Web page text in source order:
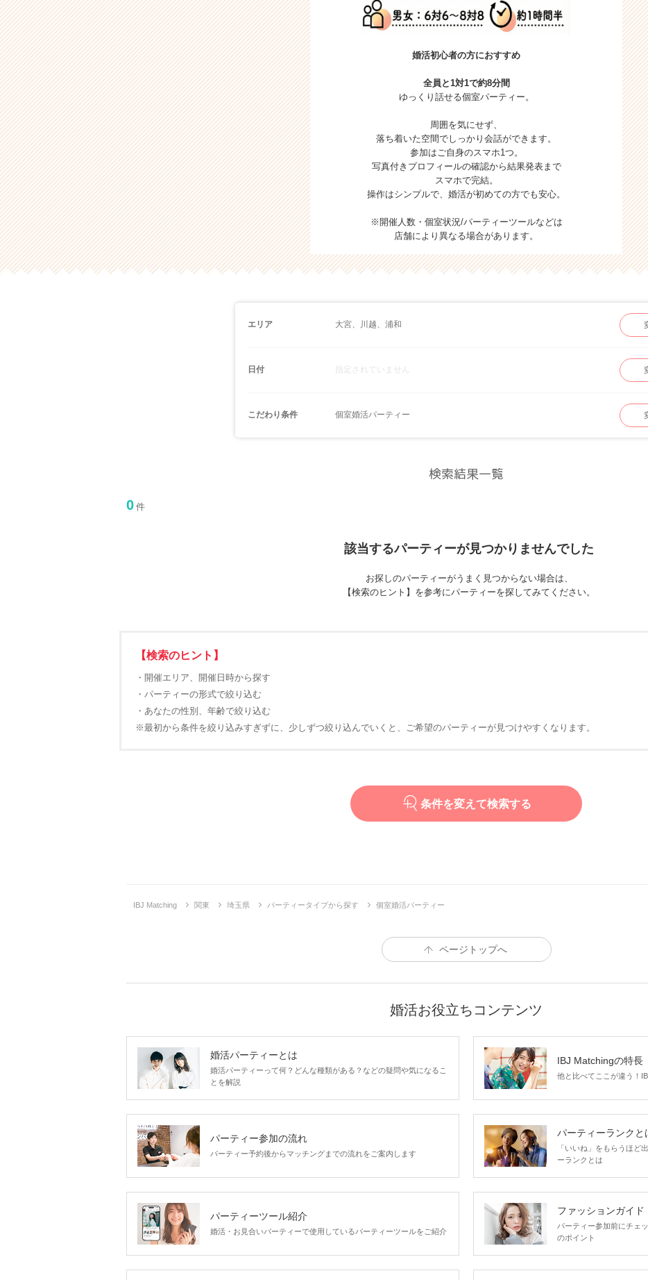
婚活初心者の方におすすめ
全員と1対1で約8分間
ゆっくり話せる個室パーティー。
周囲を気にせず、
落ち着いた空間でしっかり会話ができます。
参加はご自身のスマホ1つ。
写真付きプロフィールの確認から結果発表まで
スマホで完結。
操作はシンプルで、婚活が初めての方でも安心。
※開催人数・個室状況/パーティーツールなどは
店舗により異なる場合があります。
エリア 大宮、川越、浦和
日付 指定されていません
こだわり条件 個室婚活パーティー
検索結果一覧
0 件
該当するパーティーが見つかりませんでした
お探しのパーティーがうまく見つからない場合は、
【検索のヒント】を参考にパーティーを探してみてください。
【検索のヒント】
・開催エリア、開催日時から探す
・パーティーの形式で絞り込む
・あなたの性別、年齢で絞り込む
※最初から条件を絞り込みすぎずに、少しずつ絞り込んでいくと、ご希望のパーティーが見つけやすくなります。
条件を変えて検索する
IBJ Matching 関東 埼玉県 パーティータイプから探す 個室婚活パーティー
ページトップへ
婚活お役立ちコンテンツ
婚活パーティーとは
婚活パーティーって何？どんな種類がある？などの疑問や気になるこ
とを解説
IBJ Matchingの特長
他と比べてここが違う！
パーティー参加の流れ
パーティー予約後からマッチングまでの流れをご案内します
パーティーランクと
「いいね」をもらうほど
ーランクとは
パーティーツール紹介
婚活・お見合いパーティーで使用しているパーティーツールをご紹介
ファッションガイド
パーティー参加前にチェ
のポイント